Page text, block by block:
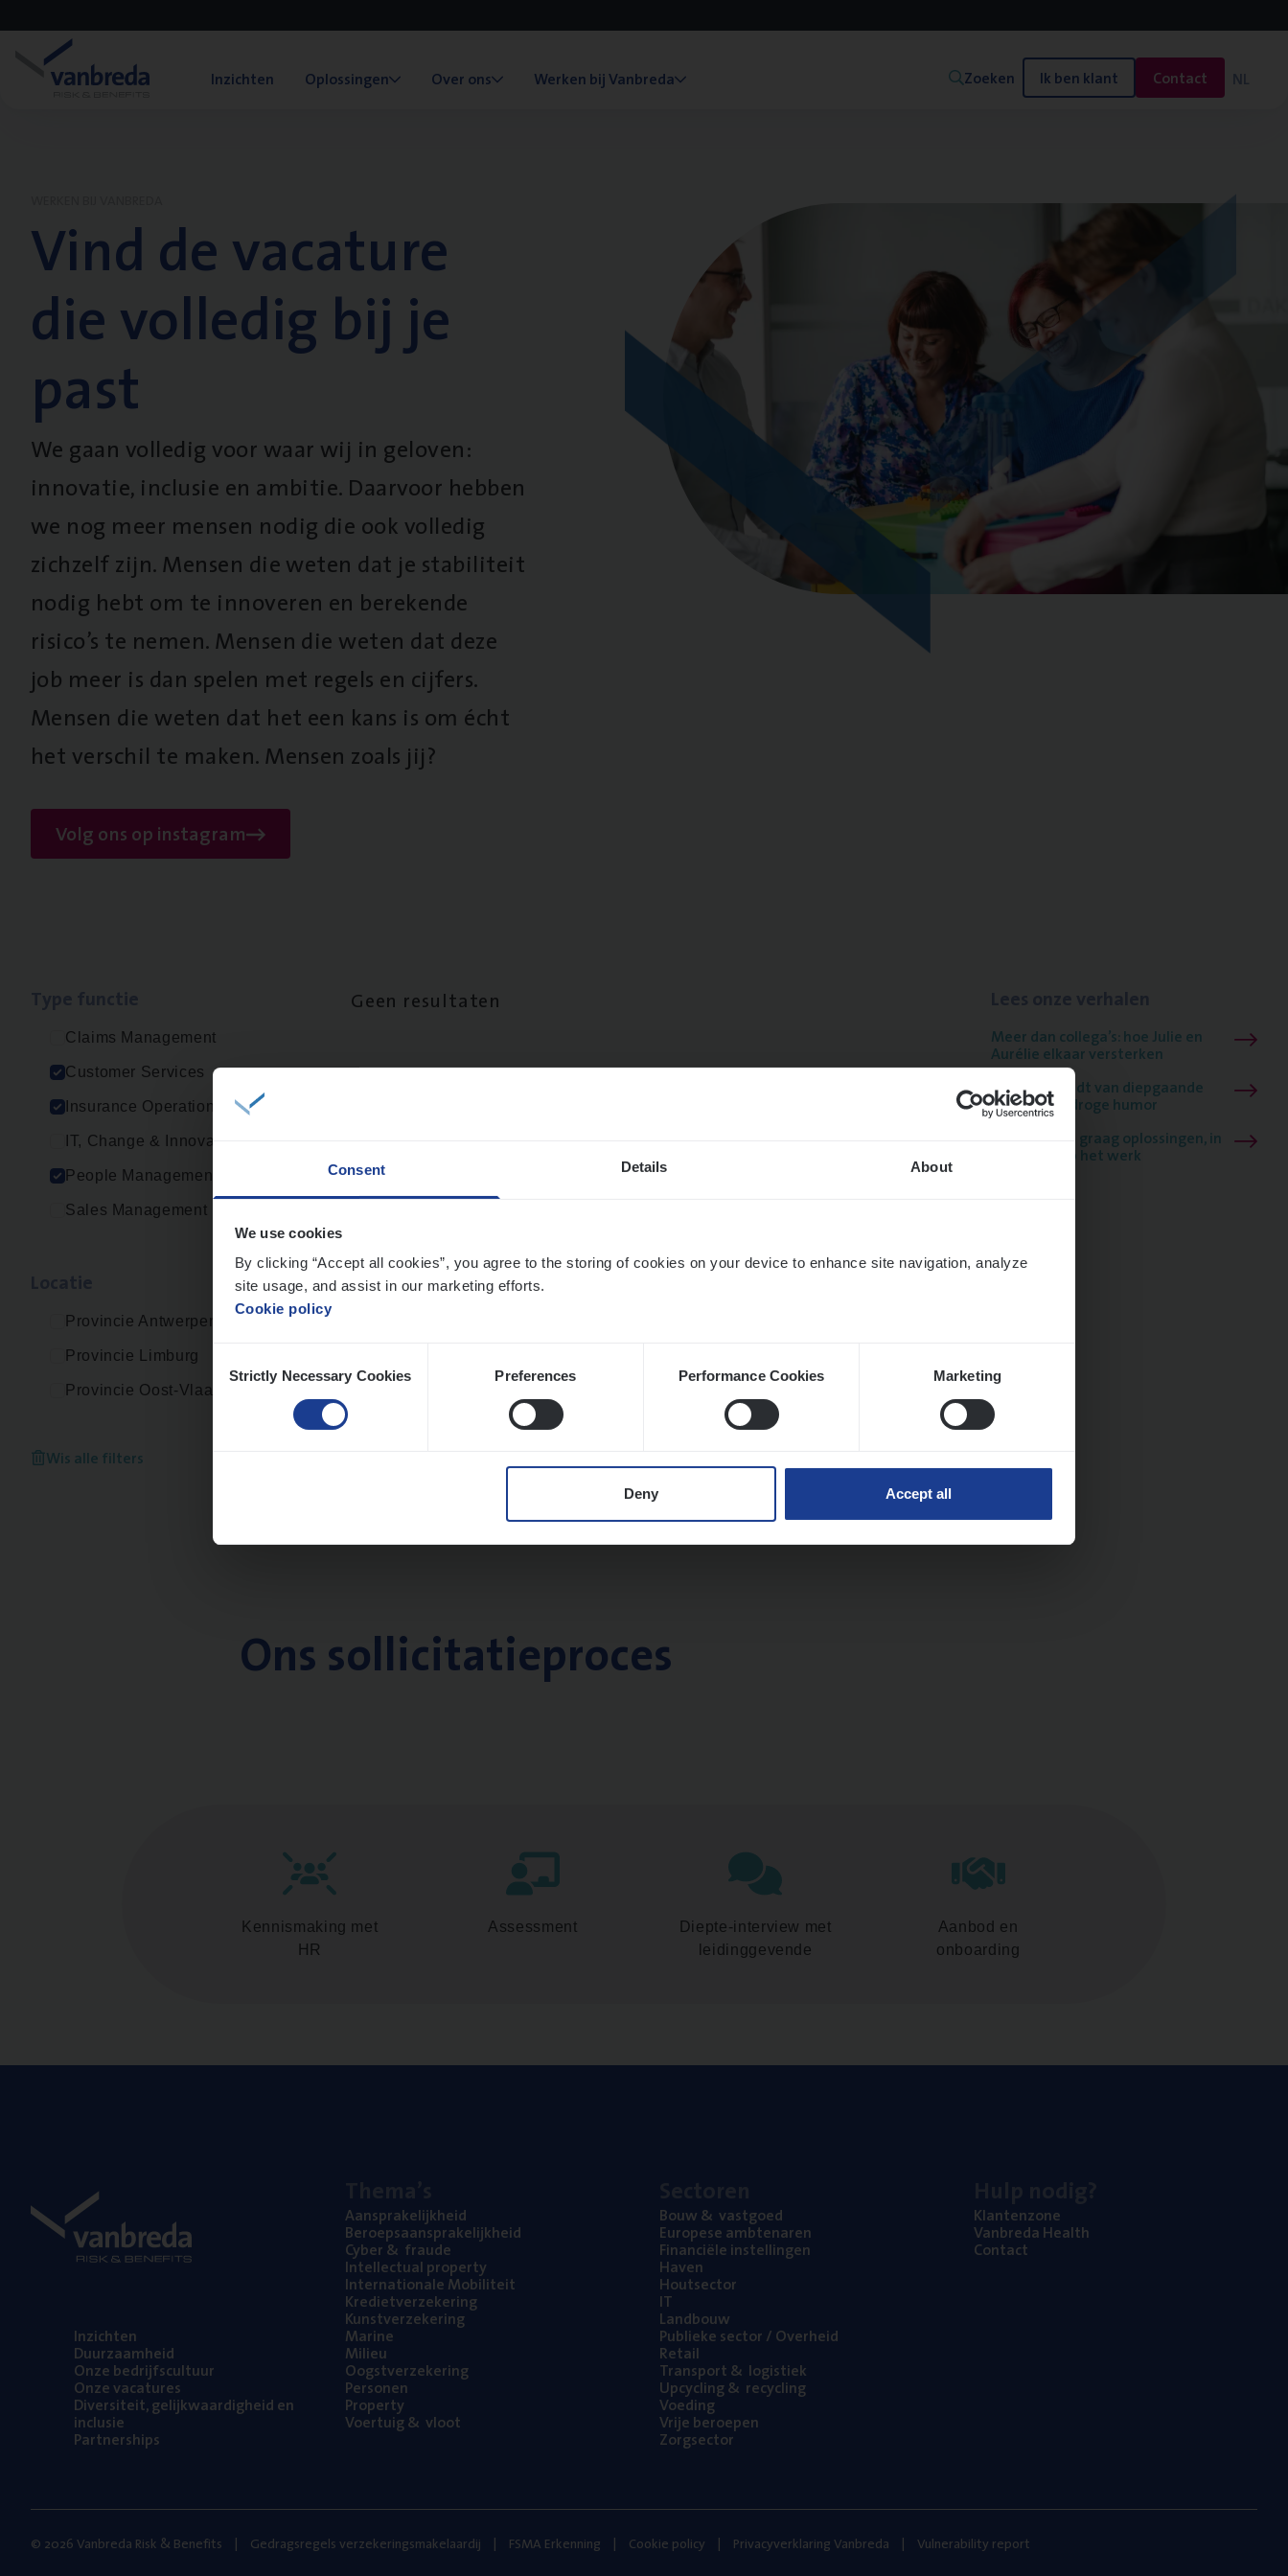
Consent Details About
We use cookies
By clicking “Accept all cookies”, you agree to the storing of cookies on your device to enhance site navigation, analyze
site usage, and assist in our marketing efforts.
Cookie policy
Selection
Strictly Necessary Cookies Preferences Performance Cookies Marketing
Deny Accept all
Inzichten Oplossingen Over ons Werken bij Vanbreda Zoeken Ik ben klant Contact NL
Vind de vacature
die volledig bij je
past
We gaan volledig voor waar wij in geloven:
innovatie, inclusie en ambitie. Daarvoor hebben
we nog meer mensen nodig die ook volledig
zichzelf zijn. Mensen die weten dat je stabiliteit
nodig hebt om te innoveren en berekende
risico’s te nemen. Mensen die weten dat deze
job meer is dan spelen met regels en cijfers.
Mensen die weten dat het een kans is om écht
het verschil te maken. Mensen zoals jij?
Volg ons op instagram
Claims Management
Customer Services
Insurance Operations
IT, Change & Innovation
People Management
Sales Management
Provincie Antwerpen
Provincie Limburg
Provincie Oost-Vlaanderen
Wis alle filters
Geen resultaten
Meer dan collega’s: hoe Julie en
Aurélie elkaar versterken
Mathias houdt van diepgaande
dossiers én droge humor
Thalia zoekt graag oplossingen, in
games én op het werk
Ons sollicitatieproces
Kennismaking met
HR
Assessment
Diepte-interview met
leidinggevende
Aanbod en
onboarding
Inzich­ten
Duur­zaam­heid
Onze bedrijfs­cul­tuur
Onze vaca­tu­res
Diver­si­teit, gelijk­waar­dig­heid en
inclusie
Part­ner­ships
Aan­spra­ke­lijk­heid
Beroeps­aan­spra­ke­lijk­heid
Cyber& fraude
Intel­lec­tu­al property
Inter­na­ti­o­na­le Mobiliteit
Kre­diet­ver­ze­ke­ring
Kunst­ver­ze­ke­ring
Mari­ne
Mili­eu
Oogst­ver­ze­ke­ring
Per­so­nen
Pro­per­ty
Voer­tuig& vloot
Bouw& vastgoed
Euro­pe­se ambtenaren
Finan­ci­ë­le instellingen
Haven
Hout­sec­tor
IT
Land­bouw
Publie­ke sec­tor / Overheid
Retail
Trans­port& logistiek
Upcy­cling& recycling
Voe­ding
Vrije beroe­pen
Zorg­sec­tor
Klan­ten­zo­ne
Van­b­re­da Health
Con­tact
© 2026 Vanbreda Risk & Benefits Gedragsregels verzekeringsmakelaardij FSMA Erkenning Cookie policy Privacyverklaring Vanbreda Vulnerability report